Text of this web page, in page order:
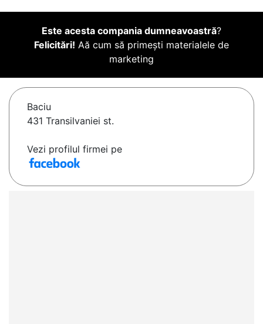
Este acesta compania dumneavoastră?
Felicitări! Aă cum să primești materialele de
marketing
Baciu
431 Transilvaniei st.
Vezi profilul firmei pe